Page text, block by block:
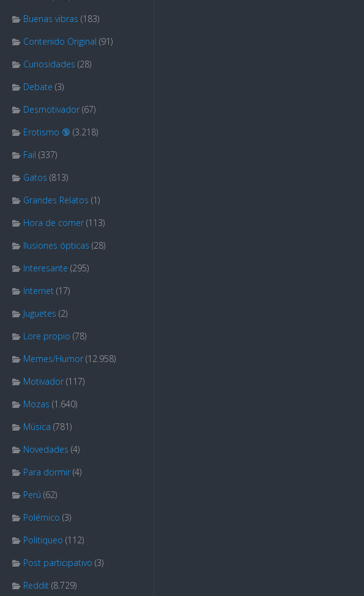
Buenas vibras (183)
Contenido Original (91)
Curiosidades (28)
Debate (3)
Desmotivador (67)
Erotismo 🔞 (3.218)
Fail (337)
Gatos (813)
Grandes Relatos (1)
Hora de comer (113)
Ilusiones ópticas (28)
Interesante (295)
Internet (17)
Juguetes (2)
Lore propio (78)
Memes/Humor (12.958)
Motivador (117)
Mozas (1.640)
Música (781)
Novedades (4)
Para dormir (4)
Perú (62)
Polémico (3)
Politiqueo (112)
Post participativo (3)
Reddit (8.729)